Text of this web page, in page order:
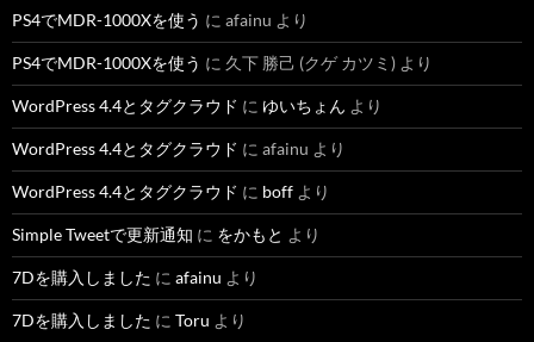
PS4でMDR-1000Xを使う に afainu より
PS4でMDR-1000Xを使う に 久下 勝己 (クゲ カツミ) より
WordPress 4.4とタグクラウド に ゆいちょん より
WordPress 4.4とタグクラウド に afainu より
WordPress 4.4とタグクラウド に boff より
Simple Tweetで更新通知 に をかもと より
7Dを購入しました に afainu より
7Dを購入しました に Toru より